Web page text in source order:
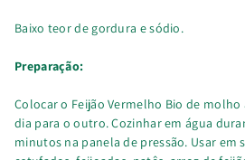
Baixo teor de gordura e sódio.
Preparação:
Colocar o Feijão Vermelho Bio de
dia para o outro. Cozinhar em água
minutos na panela de pressão. Usar em